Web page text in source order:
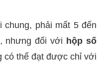
phải mất 5 đến
nhưng đối với hộp số
có thể đạt được chỉ với